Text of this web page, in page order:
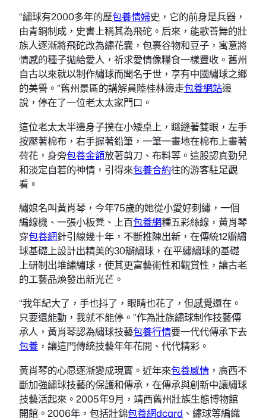
“繡球有2000多年的歷包養情婦史，它的前身是兵器，
由青銅制成，史書上稱其為飛砣。后來，能歌善舞的壯
族人逐漸將飛砣改為繡花囊，包裹谷物和豆子，寓意將
情感的種子拋給愛人，祈求愛情像糧食一樣豐收。舊州
自古以來就以制作繡球而聞名于世，享有中國繡球之鄉
的美譽。”舊州景區的講解員陸桂林邊走包養網站邊
說，停在了一位老太太家門口。
這位老太太半邊身子撲在小矮桌上，瞇縫著雙眼，左手
按壓著棉布，右手握著鉛筆，一筆一畫地在棉布上畫著
荷花，身旁包養金額放著剪刀、布料等。這股認真勁兒
和淡定自若的神情，引得來包養合約往的游客駐足觀
看。
繡娘名叫黃肖琴，今年75歲的她從小愛好刺繡，一個
編線機、一張小板凳、上百包養網種五彩絲線，黃肖琴
穿包養網針引線幾十年，不斷推陳出新，在傳統12瓣繡
球基礎上設計出精美的30瓣繡球，在平繡繡球的基礎
上研制出堆繡繡球，使其更富藝術性和觀賞性，讓古老
的工藝品煥發出新光芒。
“我年紀大了，手也抖了，眼睛也花了，但感覺還在。
只要還能動，我就不能停。”作為壯族繡球制作技藝傳
承人，黃肖琴認為繡球技藝包養行情要一代代傳承下去
包養 ，讓這門傳統技藝年年花開、代代精彩。
黃肖琴的心愿逐漸變成現實。近年來包養感情 ，廣西不
斷加強繡球技藝的保護和傳承，在傳承與創新中讓繡球
技藝活起來。2005年9月，靖西舊州壯族生態博物館
開館。2006年，包括壯錦包養網dcard 、繡球等編織